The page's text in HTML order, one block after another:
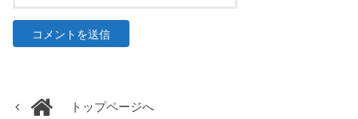
トップページへ